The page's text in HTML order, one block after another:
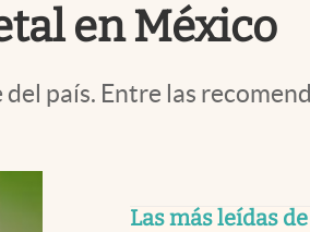
en México
país. Entre las
Las más leídas